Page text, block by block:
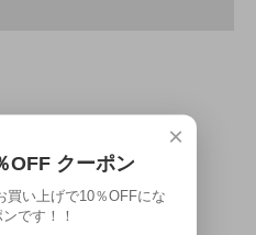
ンダー
×
OFF クーポン
買い上げで10％OFFにな
です！！